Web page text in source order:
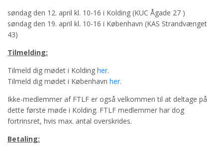
søndag den 12. april kl. 10-16 i Kolding (KUC Ågade 27 )
søndag den 19. april kl. 10-16 i København (KAS Strandvænget
43)
Tilmelding:
Tilmeld dig mødet i Kolding her.
Tilmeld dig mødet i København her.
Ikke-medlemmer af FTLF er også velkommen til at deltage på
dette første møde i Kolding. FTLF medlemmer har dog
fortrinsret, hvis max. antal overskrides.
Betaling: